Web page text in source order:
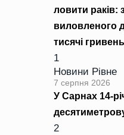
ловити раків:
виловленого
тисячі гривень
1
Новини Рівне
7 серпня 2026
У Сарнах 14-
2